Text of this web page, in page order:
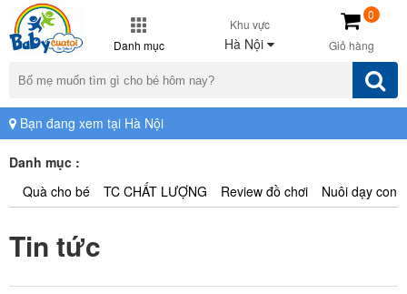
Danh mục
Khu vực
Hà Nội Giỏ hàng
0
Bạn đang xem tại Hà Nội
Danh mục :
Quà cho bé
TC CHẤT LƯỢNG Review đồ chơi Nuôi dạy con
Tin tức